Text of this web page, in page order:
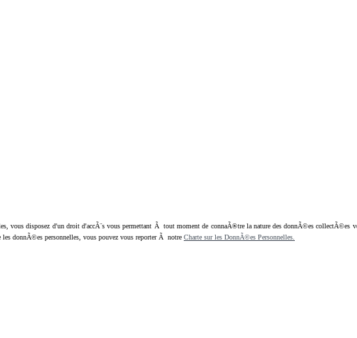
disposez d'un droit d'accÃ¨s vous permettant Ã tout moment de connaÃ®tre la nature des donnÃ©es collectÃ©es
donnÃ©es personnelles, vous pouvez vous reporter Ã notre Charte sur les DonnÃ©es Personnelles.